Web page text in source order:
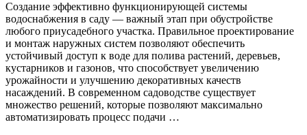
Создание эффективно функционирующей системы
водоснабжения в саду — важный этап при обустройстве
любого приусадебного участка. Правильное проектирование
и монтаж наружных систем позволяют обеспечить
устойчивый доступ к воде для полива растений, деревьев,
кустарников и газонов, что способствует увеличению
урожайности и улучшению декоративных качеств
насаждений. В современном садоводстве существует
множество решений, которые позволяют максимально
автоматизировать процесс подачи …